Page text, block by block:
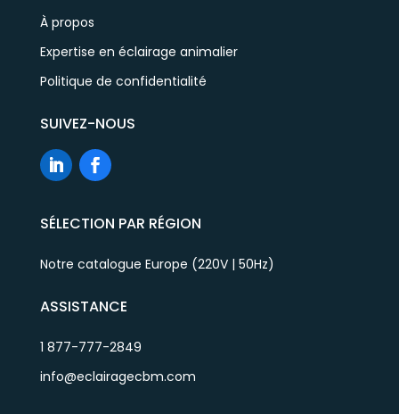
À propos
Expertise en éclairage animalier
Politique de confidentialité
SUIVEZ-NOUS
SÉLECTION PAR RÉGION
Notre catalogue Europe (220V | 50Hz)
ASSISTANCE
1 877-777-2849
info@eclairagecbm.com